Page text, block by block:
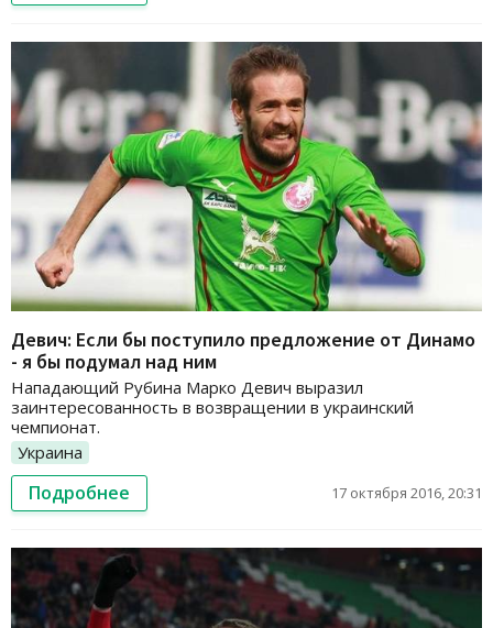
Девич: Если бы поступило предложение от Динамо
- я бы подумал над ним
Нападающий Рубина Марко Девич выразил
заинтересованность в возвращении в украинский
чемпионат.
Украина
Подробнее 17 октября 2016, 20:31